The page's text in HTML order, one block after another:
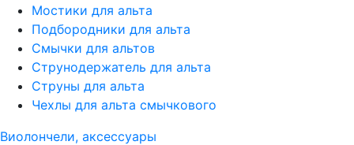
Мостики для альта
Подбородники для альта
Смычки для альтов
Струнодержатель для альта
Струны для альта
Чехлы для альта смычкового
Виолончели, аксессуары